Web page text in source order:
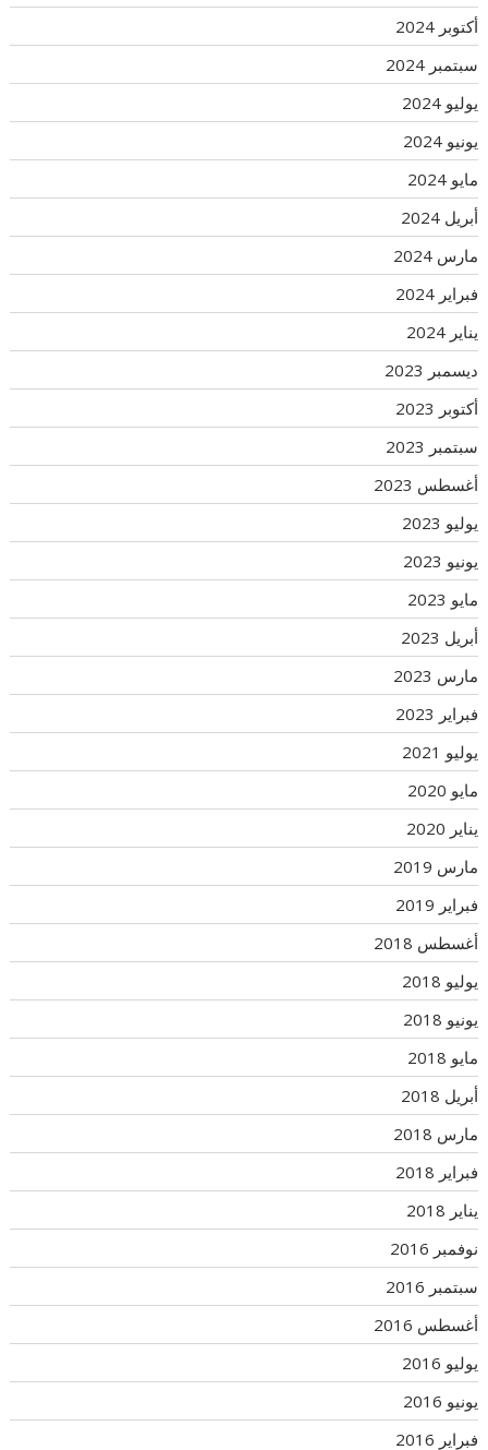
أكتوبر 2024
سبتمبر 2024
يوليو 2024
يونيو 2024
مايو 2024
أبريل 2024
مارس 2024
فبراير 2024
يناير 2024
ديسمبر 2023
أكتوبر 2023
سبتمبر 2023
أغسطس 2023
يوليو 2023
يونيو 2023
مايو 2023
أبريل 2023
مارس 2023
فبراير 2023
يوليو 2021
مايو 2020
يناير 2020
مارس 2019
فبراير 2019
أغسطس 2018
يوليو 2018
يونيو 2018
مايو 2018
أبريل 2018
مارس 2018
فبراير 2018
يناير 2018
نوفمبر 2016
سبتمبر 2016
أغسطس 2016
يوليو 2016
يونيو 2016
فبراير 2016